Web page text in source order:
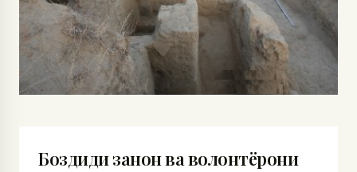
Боздиди занон ва волонтёрони